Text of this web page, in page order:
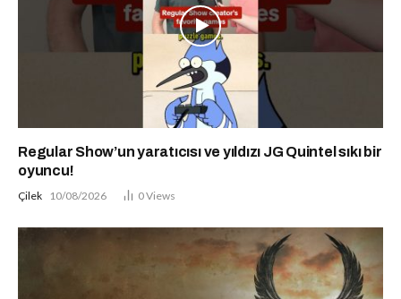
Regular Show’un yaratıcısı ve yıldızı JG Quintel sıkı bir
oyuncu!
Çilek 10/08/2026 0Views